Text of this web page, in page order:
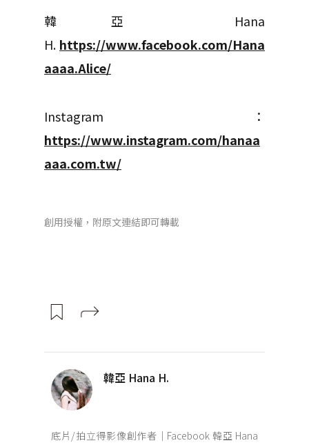
韓亞 Hana
H. https://www.facebook.com/Hana
aaaa.Alice/
Instagram：
https://www.instagram.com/hanaa
aaa.com.tw/
創用授權，附原文連結即可轉載
韓亞 Hana H.
底片/拍立得影像創作者｜Facebook 韓亞 Hana